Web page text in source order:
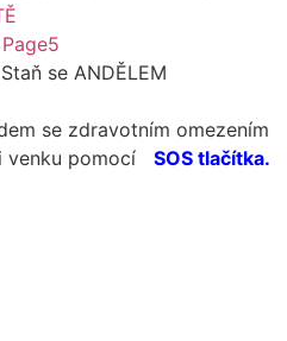
Page5
se zdravotním omezením
venku pomocí
SOS tlačítka.